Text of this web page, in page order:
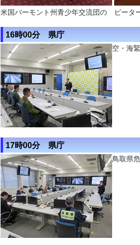
米国バーモント州青少年交流団の ピータ
16時00分 県庁
空・海
17時00分 県庁
鳥取県